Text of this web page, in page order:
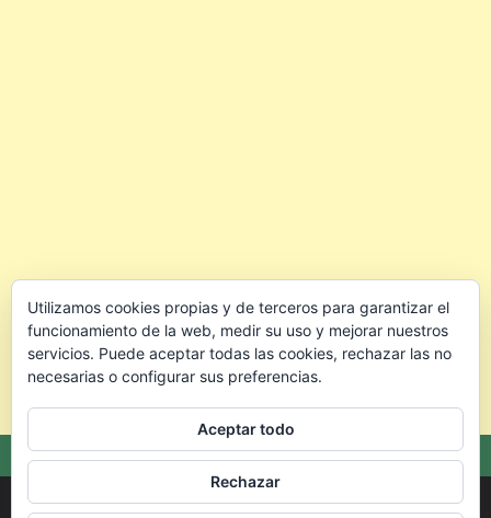
Copyright © 2026 🐰 Conejo.info — Todo para cuidar mejor a tu
Utilizamos cookies propias y de terceros para garantizar el
funcionamiento de la web, medir su uso y mejorar nuestros
servicios. Puede aceptar todas las cookies, rechazar las no
necesarias o configurar sus preferencias.
Aceptar todo
Rechazar